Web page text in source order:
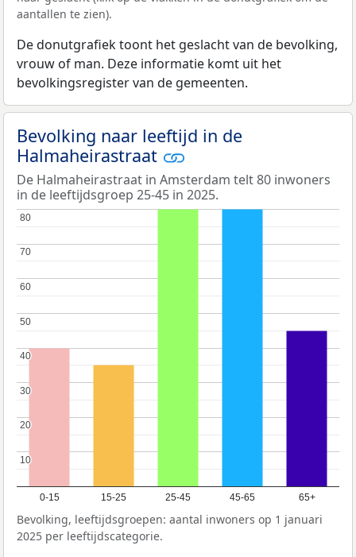
aantallen te zien).
De donutgrafiek toont het geslacht van de bevolking,
vrouw of man. Deze informatie komt uit het
bevolkingsregister van de gemeenten.
Bevolking naar leeftijd in de
Halmaheirastraat
De Halmaheirastraat in Amsterdam telt 80 inwoners
in de leeftijdsgroep 25-45 in 2025.
0-15 15-25 25-45 45-65 65+
10
10
20
20
30
30
40
40
50
50
60
60
70
70
80
80
Bevolking, leeftijdsgroepen: aantal inwoners op 1 januari
2025 per leeftijdscategorie.